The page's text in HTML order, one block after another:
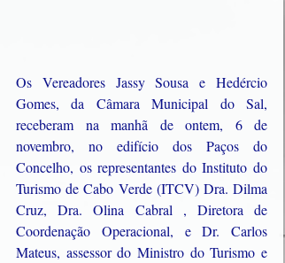
Os Vereadores Jassy Sousa e Hedércio
Gomes, da Câmara Municipal do Sal,
receberam na manhã de ontem, 6 de
novembro, no edifício dos Paços do
Concelho, os representantes do Instituto do
Turismo de Cabo Verde (ITCV) Dra. Dilma
Cruz, Dra. Olina Cabral , Diretora de
Coordenação Operacional, e Dr. Carlos
Mateus, assessor do Ministro do Turismo e